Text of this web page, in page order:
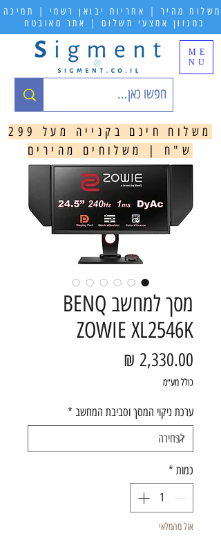
ME
NU
משלוח מהיר | אחריות יבואן רשמי | תמיכה
במגוון אמצעי תשלום | אתר מאובטח
משלוח חינם בקנייה מעל 299
ש"ח | משלוחים מהירים
מסך למחשב BENQ
ZOWIE XL2546K
כולל מע״מ
ערכת ניקוי המסך וסביבת המחשב *
כמות *
אזל מהמלאי